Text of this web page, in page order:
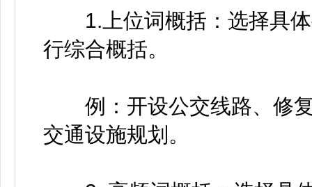
1.上位词概括：选择具体
行综合概括。
例：开设公交线路、修复
交通设施规划。